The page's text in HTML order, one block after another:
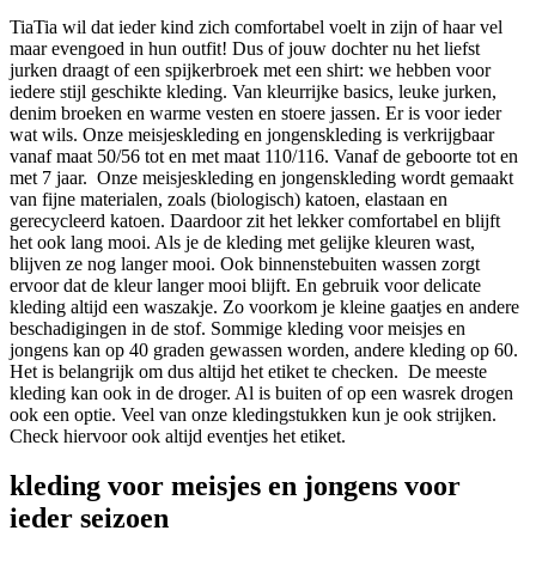
TiaTia wil dat ieder kind zich comfortabel voelt in zijn of haar vel
maar evengoed in hun outfit! Dus of jouw dochter nu het liefst
jurken draagt of een spijkerbroek met een shirt: we hebben voor
iedere stijl geschikte kleding. Van kleurrijke basics, leuke jurken,
denim broeken en warme vesten en stoere jassen. Er is voor ieder
wat wils. Onze meisjeskleding en jongenskleding is verkrijgbaar
vanaf maat 50/56 tot en met maat 110/116. Vanaf de geboorte tot en
met 7 jaar. Onze meisjeskleding en jongenskleding wordt gemaakt
van fijne materialen, zoals (biologisch) katoen, elastaan en
gerecycleerd katoen. Daardoor zit het lekker comfortabel en blijft
het ook lang mooi. Als je de kleding met gelijke kleuren wast,
blijven ze nog langer mooi. Ook binnenstebuiten wassen zorgt
ervoor dat de kleur langer mooi blijft. En gebruik voor delicate
kleding altijd een waszakje. Zo voorkom je kleine gaatjes en andere
beschadigingen in de stof. Sommige kleding voor meisjes en
jongens kan op 40 graden gewassen worden, andere kleding op 60.
Het is belangrijk om dus altijd het etiket te checken. De meeste
kleding kan ook in de droger. Al is buiten of op een wasrek drogen
ook een optie. Veel van onze kledingstukken kun je ook strijken.
Check hiervoor ook altijd eventjes het etiket.
kleding voor meisjes en jongens voor
ieder seizoen